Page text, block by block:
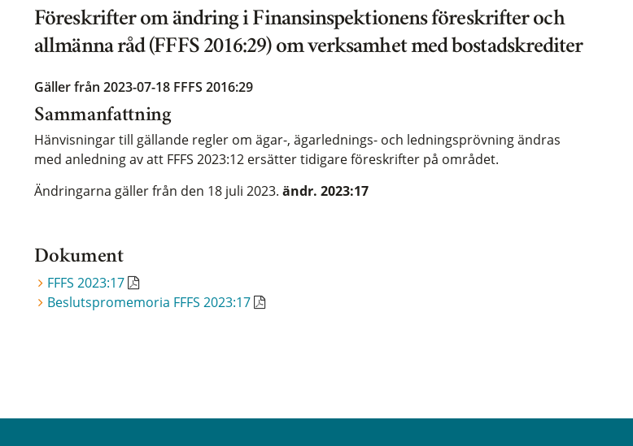
Föreskrifter om ändring i Finansinspektionens föreskrifter och
allmänna råd (FFFS 2016:29) om verksamhet med bostadskrediter
Gäller från 2023-07-18 FFFS 2016:29
Sammanfattning
Hänvisningar till gällande regler om ägar-, ägarlednings- och ledningsprövning ändras
med anledning av att FFFS 2023:12 ersätter tidigare föreskrifter på området.
Ändringarna gäller från den 18 juli 2023.ändr. 2023:17
Dokument
FFFS 2023:17
Beslutspromemoria FFFS 2023:17